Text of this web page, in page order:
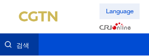
Language
검색